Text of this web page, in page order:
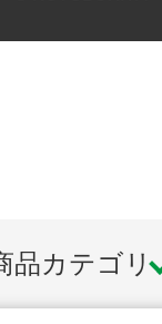
品カテゴリ